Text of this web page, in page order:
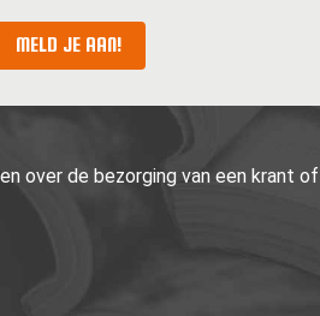
MELD JE AAN!
over de bezorging van een krant